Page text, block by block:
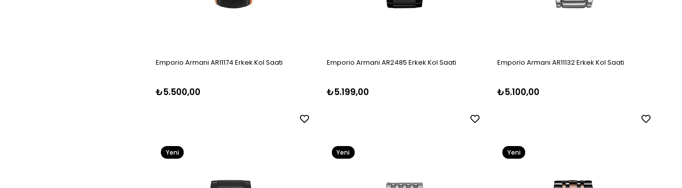
Emporio Armani AR11174 Erkek Kol Saati
₺5.500,00
Emporio Armani AR2485 Erkek Kol Saati
₺5.199,00
Emporio Armani AR11132 Erkek Kol Saati
₺5.100,00
Yeni
Yeni
Yeni